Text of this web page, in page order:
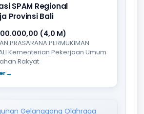
SPAM Regional
Provinsi Bali
(4,0 M)
PRASARANA PERMUKIMAN
Kementerian Pekerjaan Umum
Rakyat
→